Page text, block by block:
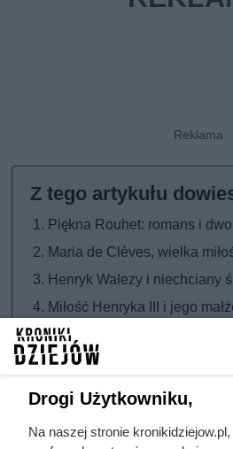
Piękna Rouhet: romans i
Maria de Clèves, wielka
Henryk Walezy i niechciany
Miłość Henryka III i jego
Piękna Rouhet:
intrygi
Ludwika de La Béreaudière du
Drogi Użytkowniku,
Na naszej stronie